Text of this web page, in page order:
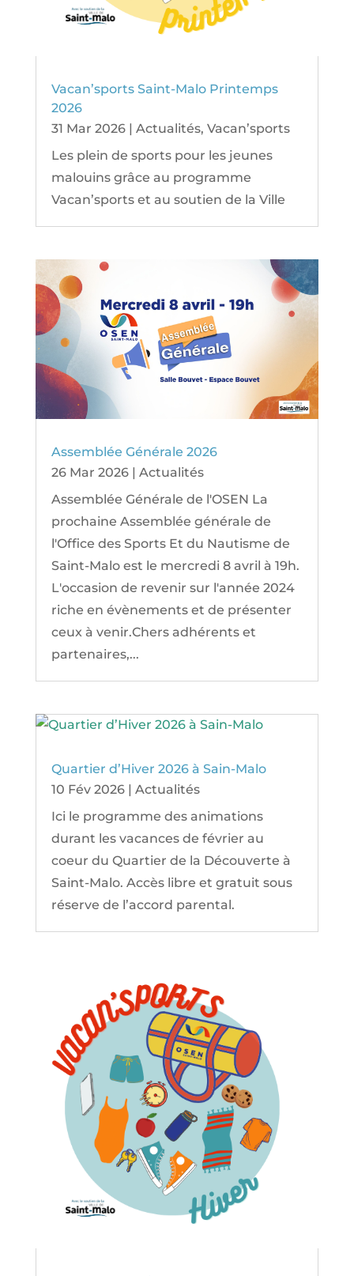
Vacan’sports Saint-Malo Printemps
2026
31 Mar 2026| Actualités, Vacan’sports
Les plein de sports pour les jeunes
malouins grâce au programme
Vacan’sports et au soutien de la Ville
Assemblée Générale 2026
26 Mar 2026| Actualités
Assemblée Générale de l'OSEN La
prochaine Assemblée générale de
l'Office des Sports Et du Nautisme de
Saint-Malo est le mercredi 8 avril à 19h.
L'occasion de revenir sur l'année 2024
riche en évènements et de présenter
ceux à venir.Chers adhérents et
partenaires,...
Quartier d’Hiver 2026 à Sain-Malo
10 Fév 2026| Actualités
Ici le programme des animations
durant les vacances de février au
coeur du Quartier de la Découverte à
Saint-Malo. Accès libre et gratuit sous
réserve de l’accord parental.